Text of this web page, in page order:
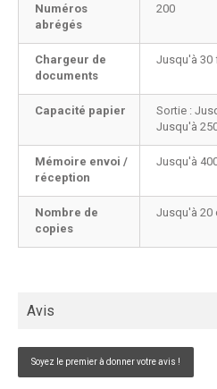
Numéros
abrégés
200
Chargeur de
documents
Jusqu'à 30
Capacité papier
Sortie :
Jusqu'à
Mémoire envoi /
réception
Jusqu'à
Nombre de
copies
Jusqu'à 20
Avis
Soyez le premier à donner votre avis !